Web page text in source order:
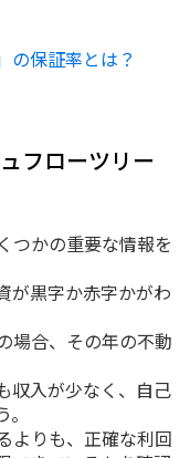
の保証率とは？
フローツリー
つかの重要な情報を
が黒字か赤字かがわ
場合、その年の不動
収入が少なく、自己
よりも、正確な利回